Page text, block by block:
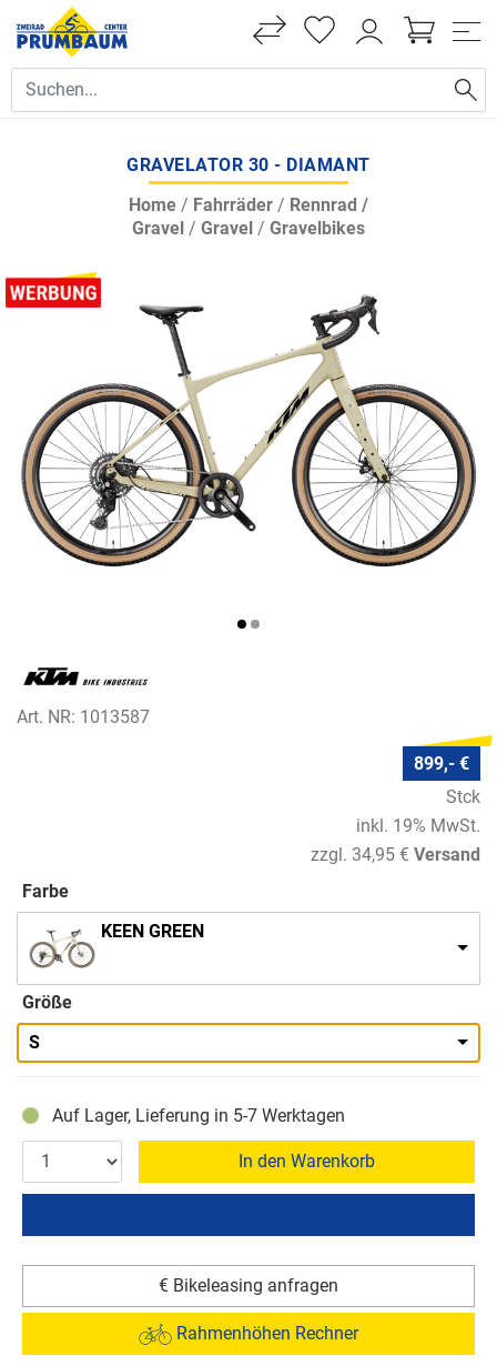
GRAVELATOR 30 - DIAMANT
Home / Fahrräder / Rennrad /
Gravel / Gravel / Gravelbikes
Art. NR: 1013587
899,- €
Stck
inkl. 19% MwSt.
zzgl. 34,95 € Versand
Farbe
KEEN GREEN
Größe
S
Auf Lager, Lieferung in 5-7 Werktagen
In den Warenkorb
€ Bikeleasing anfragen
Rahmenhöhen Rechner